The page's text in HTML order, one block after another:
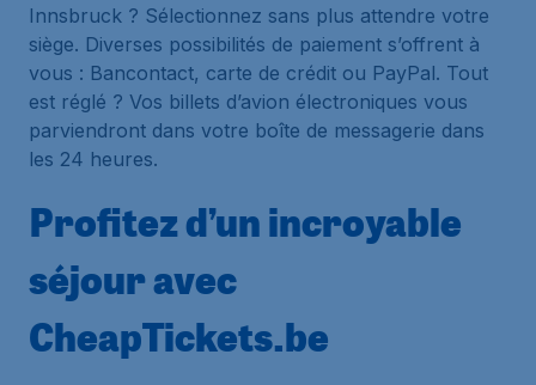
Innsbruck ? Sélectionnez sans plus attendre votre
siège. Diverses possibilités de paiement s’offrent à
vous : Bancontact, carte de crédit ou PayPal. Tout
est réglé ? Vos billets d’avion électroniques vous
parviendront dans votre boîte de messagerie dans
les 24 heures.
Profitez d’un incroyable
séjour avec
CheapTickets.be